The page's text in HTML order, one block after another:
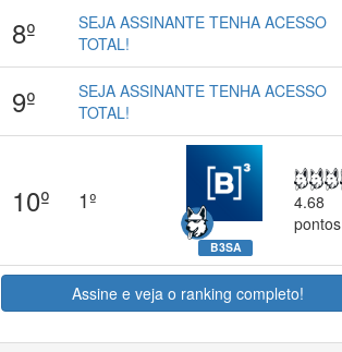
8º
SEJA ASSINANTE TENHA ACESSO
TOTAL!
9º
SEJA ASSINANTE TENHA ACESSO
TOTAL!
10º 1º
B3SA
4.68
pontos
Assine e veja o ranking completo!